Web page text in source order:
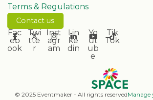
Terms & Regulations
Contact us
Fac
eb
ook
Twi
tte
r
Inst
agr
am
Lin
ke
din
Yo
ut
ub
e
Tik
Tok
© 2025 Eventmaker - All rights reservedManage